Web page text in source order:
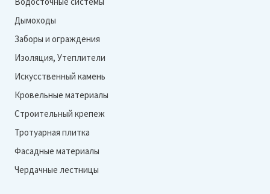
Дымоходы
Заборы и ограждения
Изоляция, Утеплители
Искусственный камень
Кровельные материалы
Строительный крепеж
Тротуарная плитка
Фасадные материалы
Чердачные лестницы